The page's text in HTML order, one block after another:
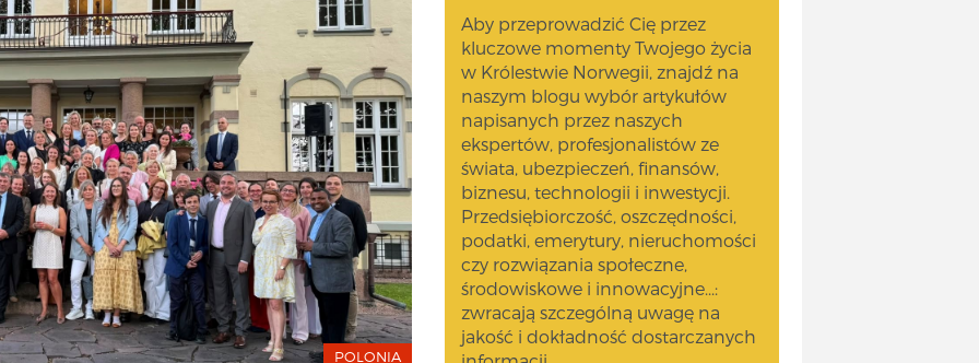
POLONIA
Aby przeprowadzić Cię przez
kluczowe momenty Twojego życia
w Królestwie Norwegii, znajdź na
naszym blogu wybór artykułów
napisanych przez naszych
ekspertów, profesjonalistów ze
świata, ubezpieczeń, finansów,
biznesu, technologii i inwestycji.
Przedsiębiorczość, oszczędności,
podatki, emerytury, nieruchomości
czy rozwiązania społeczne,
środowiskowe i innowacyjne...:
zwracają szczególną uwagę na
jakość i dokładność dostarczanych